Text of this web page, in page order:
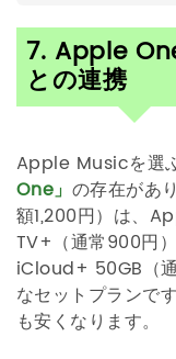
7. Apple
との連携
Apple Musicを選
One」 の存在があ
額1,200円）は、
TV+（通常900円
iCloud+ 50GB（
なセットプランで
も安くなります。